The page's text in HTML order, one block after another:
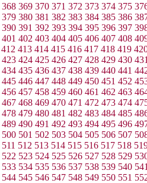
368 369 370 371 372 373 374 375
379 380 381 382 383 384 385 386
390 391 392 393 394 395 396 397
401 402 403 404 405 406 407 408
412 413 414 415 416 417 418 419
423 424 425 426 427 428 429 430
434 435 436 437 438 439 440 441
445 446 447 448 449 450 451 452
456 457 458 459 460 461 462 463
467 468 469 470 471 472 473 474
478 479 480 481 482 483 484 485
489 490 491 492 493 494 495 496
500 501 502 503 504 505 506 507
511 512 513 514 515 516 517 518
522 523 524 525 526 527 528 529
533 534 535 536 537 538 539 540
544 545 546 547 548 549 550 551